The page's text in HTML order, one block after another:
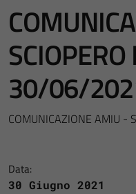
SCIOPERO
30/06/
COMUNICAZIONE AMIU -
Data:
30 Giugno 2021